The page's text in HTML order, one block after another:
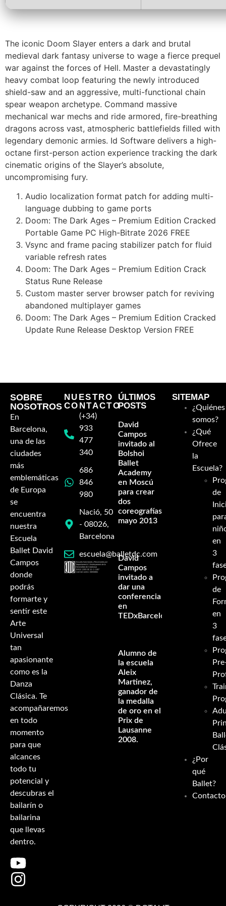
The iconic Doom Slayer enters a dark and brutal
medieval dark fantasy universe to wage a fierce prequel
war against the forces of Hell. Master a devastatingly
heavy combat loop featuring the newly introduced
shield-saw and an aggressive, multi-functional chain
spear weapon archetype. Command massive
mechanical war mechs and ride armored, fire-breathing
dragons across vast, atmospheric battlefields filled with
legendary demonic armies. Id Software delivers a high-
octane first-person action experience tracking the dark
cinematic origins of the Slayer’s absolute,
uncompromising fury.
Audio localization format patch for adding multi-
language dubbing to game ports
Doom: The Dark Ages – Premium Edition Cracked
Portable Game PC High-Bitrate 2026 FREE
Vsync and frame pacing stabilizer patch for fluid
variable refresh rates
Doom: The Dark Ages – Premium Edition Crack
Status Rune Release
Custom master server browser patch for reviving
abandoned multiplayer games
Doom: The Dark Ages – Premium Edition Cracked
Update Rune Release Desktop Version FREE
SOBRE
NOSOTROS
En
Barcelona,
una de las
ciudades
más
emblemáticas
de Europa
se
encuentra
nuestra
Escuela
Ballet David
Campos
donde
podrás
formarte y
sentir este
Arte
Universal
tan
apasionante
como es la
Danza
Clásica. Te
acompañaremos
en todo
momento
para que
alcances
todo tu
potencial y
descubras el
bailarín o
bailarina
que llevas
dentro.
NUESTRO
CONTACTO
(+34)
933
477
340
686
846
980
Nació, 50
- 08026,
Barcelona
escuela@balletdc.com
ÚLTIMOS
POSTS
David
Campos
invitado al
Bolshoi
Ballet
Academy
en Moscú
para crear
dos
coreografías-
mayo 2013
David
Campos
invitado a
dar una
conferencia
en
TEDxBarcelona
Alumno de
la escuela
Aleix
Martinez,
ganador de
la medalla
de oro en el
Prix de
Lausanne
2008.
SITEMAP
¿Quiénes
somos?
¿Qué
Ofrece
la
Escuela?
de
en
3
de
en
3
¿Por
qué
Ballet?
Contacto